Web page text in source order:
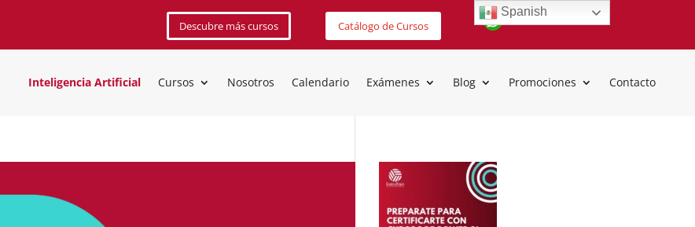
Descubre más cursos Catálogo de Cursos
Inteligencia Artificial Cursos Nosotros Calendario Exámenes Blog Promociones Contacto
Spanish